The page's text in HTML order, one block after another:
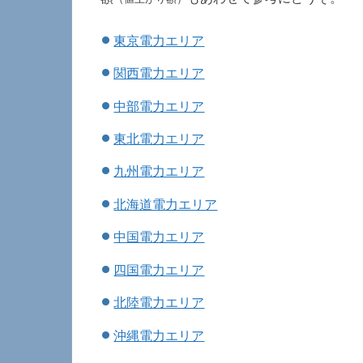
東京電力エリア
関西電力エリア
中部電力エリア
東北電力エリア
九州電力エリア
北海道電力エリア
中国電力エリア
四国電力エリア
北陸電力エリア
沖縄電力エリア